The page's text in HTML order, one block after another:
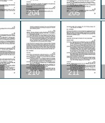
204 205
210 211